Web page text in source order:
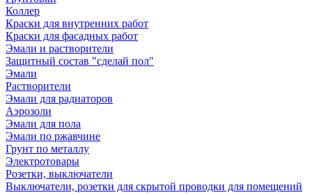
Коллер
Краски для внутренних работ
Краски для фасадных работ
Эмали и растворители
Защитный состав "сделай пол"
Эмали
Растворители
Эмали для радиаторов
Аэрозоли
Эмали для пола
Эмали по ржавчине
Грунт по металлу
Электротовары
Розетки, выключатели
Выключатели, розетки для скрытой проводки для помещений